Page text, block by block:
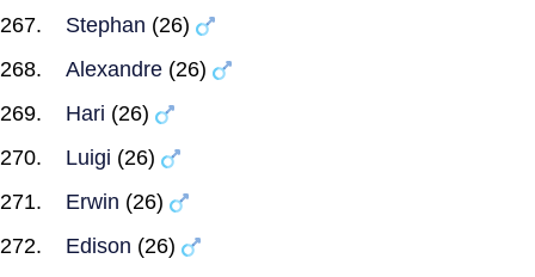
Stephan (26)
Alexandre (26)
Hari (26)
Luigi (26)
Erwin (26)
Edison (26)